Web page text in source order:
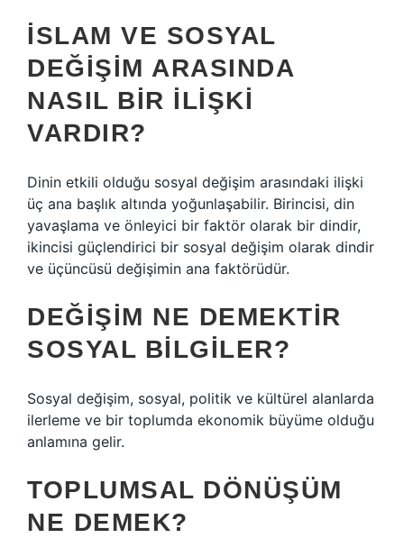
İSLAM VE SOSYAL
DEĞIŞIM ARASINDA
NASIL BIR ILIŞKI
VARDIR?
Dinin etkili olduğu sosyal değişim arasındaki ilişki
üç ana başlık altında yoğunlaşabilir. Birincisi, din
yavaşlama ve önleyici bir faktör olarak bir dindir,
ikincisi güçlendirici bir sosyal değişim olarak dindir
ve üçüncüsü değişimin ana faktörüdür.
DEĞIŞIM NE DEMEKTIR
SOSYAL BILGILER?
Sosyal değişim, sosyal, politik ve kültürel alanlarda
ilerleme ve bir toplumda ekonomik büyüme olduğu
anlamına gelir.
TOPLUMSAL DÖNÜŞÜM
NE DEMEK?